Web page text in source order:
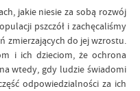
jakie niesie za sobą rozwój
pszczół i zachęcaliśmy
zmierzających do jej wzrostu.
i ich dzieciom, że ochrona
wtedy, gdy ludzie świadomi
odpowiedzialności za ich